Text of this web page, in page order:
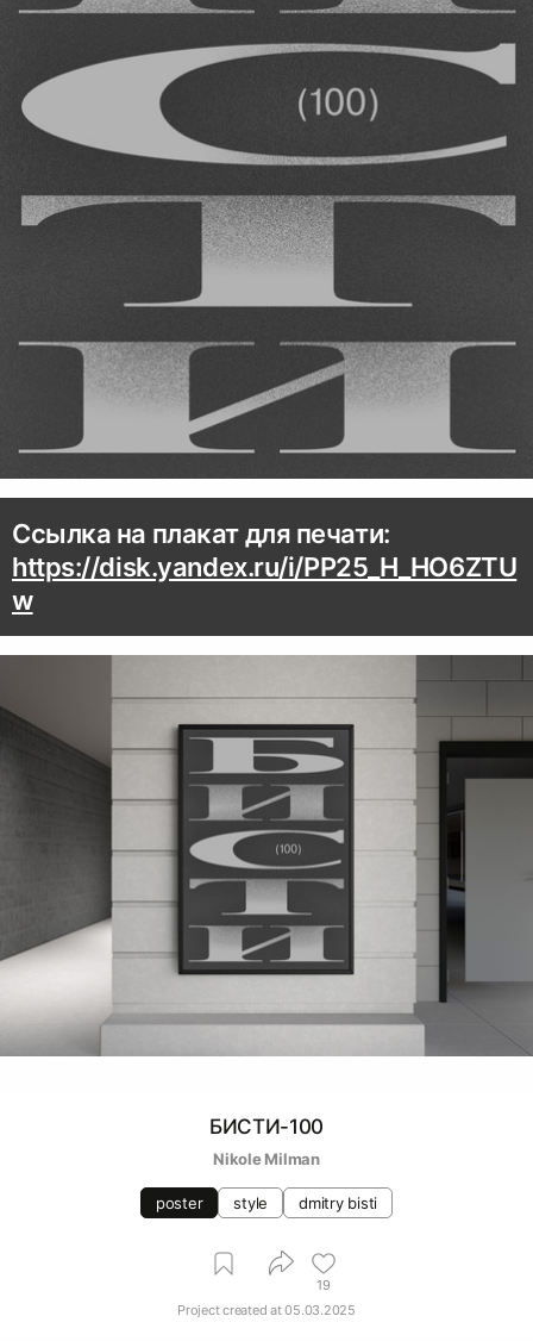
Ссылка на плакат для печати:
https://disk.yandex.ru/i/PP25_H_HO6ZTU
w
БИСТИ-100
Nikole Milman
poster style dmitry bisti
19
Project created at05.03.2025